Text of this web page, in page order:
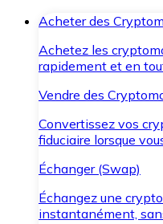
Acheter des
Achetez les
rapidement et en
Vendre des
Convertissez vos
fiduciaire lorsque
Échanger (Swap)
Échangez une
instantanément,